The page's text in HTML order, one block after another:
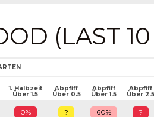
(LAST
1. Halbzeit
Über 1.5
Abpfiff
Über 0.5
Abpfiff
Über 1.5
Abpfiff
Über 2.5
0% ? 60% ?